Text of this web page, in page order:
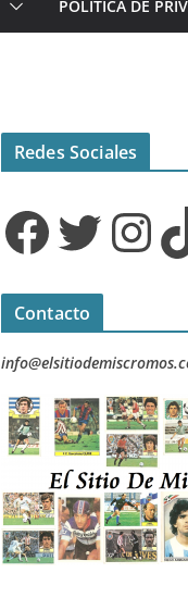
POLÍTICA DE
Redes Sociales
Facebook Twitter InstagramTikTok
Contacto